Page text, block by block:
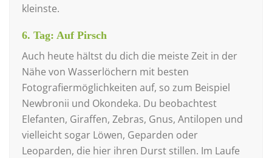
kleinste.
6. Tag: Auf Pirsch
Auch heute hältst du dich die meiste Zeit in der
Nähe von Wasserlöchern mit besten
Fotografiermöglichkeiten auf, so zum Beispiel
Newbronii und Okondeka. Du beobachtest
Elefanten, Giraffen, Zebras, Gnus, Antilopen und
vielleicht sogar Löwen, Geparden oder
Leoparden, die hier ihren Durst stillen. Im Laufe